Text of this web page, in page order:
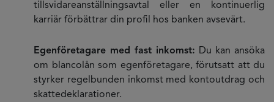
tillsvidareanställningsavtal eller en kontinuerlig
karriär förbättrar din profil hos banken avsevärt.
Egenföretagare med fast inkomst: Du kan ansöka
om blancolån som egenföretagare, förutsatt att du
styrker regelbunden inkomst med kontoutdrag och
skattedeklarationer.